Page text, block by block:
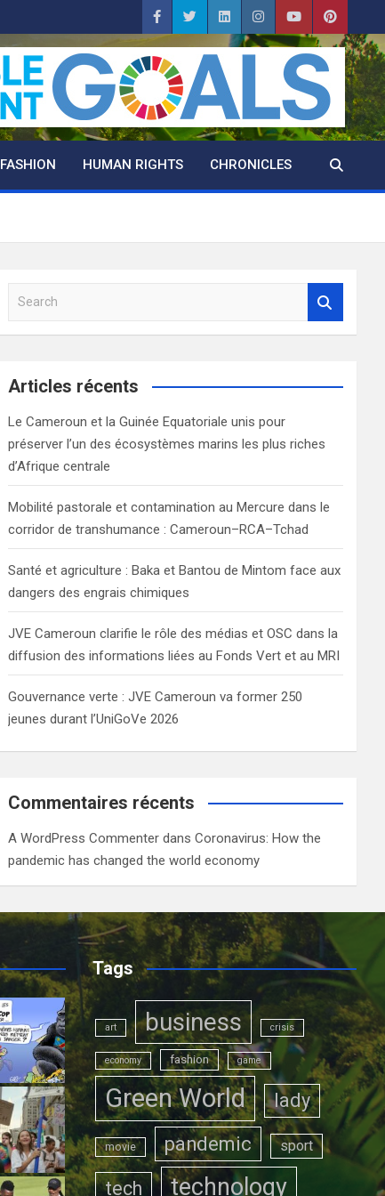
FASHION HUMAN RIGHTS CHRONICLES
a
c
Articles récents
Le Cameroun et la Guinée Equatoriale unis pour
préserver l’un des écosystèmes marins les plus riches
d’Afrique centrale
Mobilité pastorale et contamination au Mercure dans le
corridor de transhumance : Cameroun–RCA–Tchad
Santé et agriculture : Baka et Bantou de Mintom face aux
dangers des engrais chimiques
JVE Cameroun clarifie le rôle des médias et OSC dans la
diffusion des informations liées au Fonds Vert et au MRI
Gouvernance verte : JVE Cameroun va former 250
jeunes durant l’UniGoVe 2026
Commentaires récents
A WordPress Commenter dansCoronavirus: How the
pandemic has changed the world economy
Tags
art business crisis
economy fashion game
Green World lady
movie pandemic sport
tech technology